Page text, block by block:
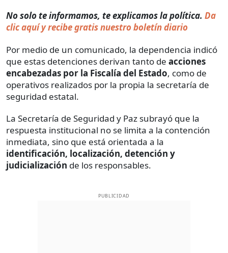
No solo te informamos, te explicamos la política. Da
clic aquí y recibe gratis nuestro boletín diario
Por medio de un comunicado, la dependencia indicó
que estas detenciones derivan tanto de acciones
encabezadas por la Fiscalía del Estado, como de
operativos realizados por la propia la secretaría de
seguridad estatal.
La Secretaría de Seguridad y Paz subrayó que la
respuesta institucional no se limita a la contención
inmediata, sino que está orientada a la
identificación, localización, detención y
judicialización de los responsables.
PUBLICIDAD